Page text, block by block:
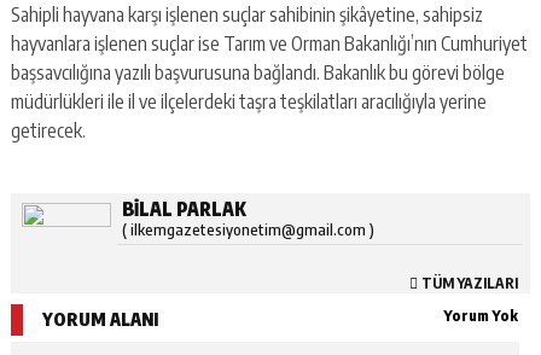
Sahipli hayvana karşı işlenen suçlar sahibinin şikâyetine, sahipsiz
hayvanlara işlenen suçlar ise Tarım ve Orman Bakanlığı’nın Cumhuriyet
başsavcılığına yazılı başvurusuna bağlandı. Bakanlık bu görevi bölge
müdürlükleri ile il ve ilçelerdeki taşra teşkilatları aracılığıyla yerine
getirecek.
BILAL PARLAK
( ilkemgazetesiyonetim@gmail.com )
TÜM YAZILARI
YORUM ALANI Yorum Yok